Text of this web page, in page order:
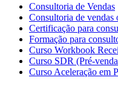
Consultoria de Vendas
Consultoria de vendas
Certificação para
Formação para
Curso Workbook
Curso SDR (Pré-
Curso Aceleração em